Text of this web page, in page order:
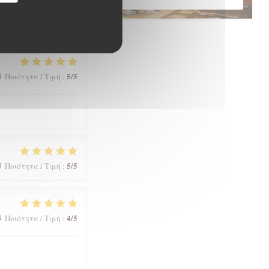
Ποιότητα / Τιμή : 5/5
Ποιότητα / Τιμή : 5/5
Ποιότητα / Τιμή : 4/5